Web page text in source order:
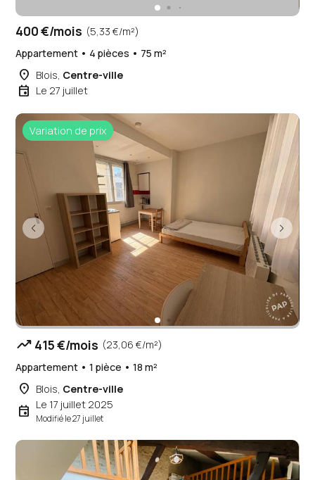
400 €/mois (5,33 €/m²)
Appartement • 4 pièces • 75 m²
place Blois, Centre-ville
event Le 27 juillet
Variation de prix
trending_up 415 €/mois (23,06 €/m²)
Appartement • 1 pièce • 18 m²
place Blois, Centre-ville
event Le 17 juillet 2025
Modifié le 27 juillet